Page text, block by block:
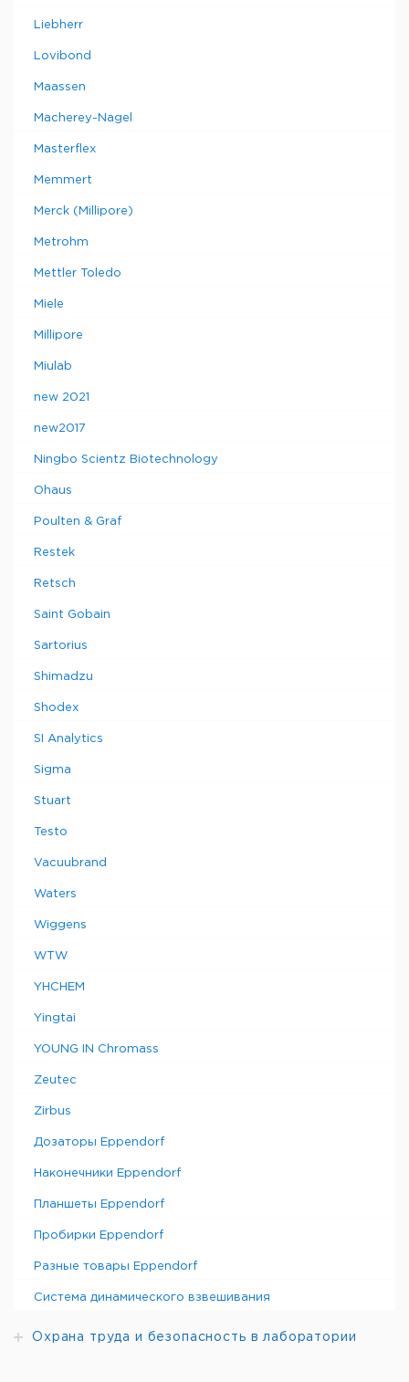
Liebherr
Lovibond
Maassen
Macherey-Nagel
Masterflex
Memmert
Merck (Millipore)
Metrohm
Mettler Toledo
Miele
Millipore
Miulab
new 2021
new2017
Ningbo Scientz Biotechnology
Ohaus
Poulten & Graf
Restek
Retsch
Saint Gobain
Sartorius
Shimadzu
Shodex
SI Analytics
Sigma
Stuart
Testo
Vacuubrand
Waters
Wiggens
WTW
YHCHEM
Yingtai
YOUNG IN Chromass
Zeutec
Zirbus
Дозаторы Eppendorf
Наконечники Eppendorf
Планшеты Eppendorf
Пробирки Eppendorf
Разные товары Eppendorf
Система динамического взвешивания
Охрана труда и безопасность в лаборатории